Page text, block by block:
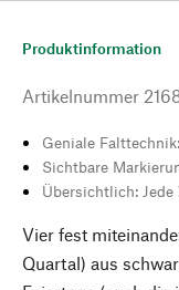
Produktinformation
Artikelnummer
Geniale
Sichtbare
Übersichtlich:
Vier fest
Quartal) aus